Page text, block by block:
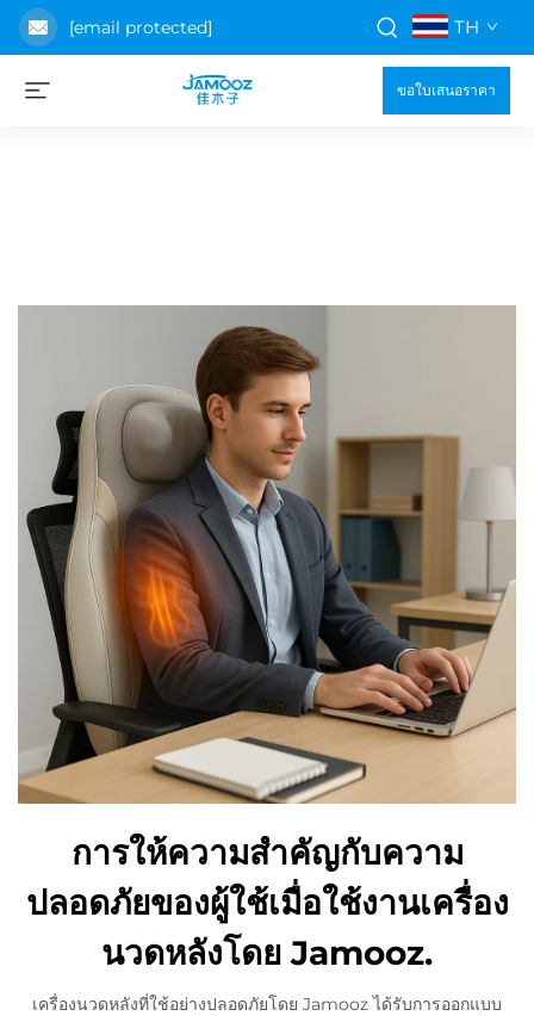
[email protected] TH
ขอใบเสนอราคา
การให้ความสำคัญกับความ
ปลอดภัยของผู้ใช้เมื่อใช้งานเครื่อง
นวดหลังโดย Jamooz.
เครื่องนวดหลังที่ใช้อย่างปลอดภัยโดย Jamooz ได้รับการออกแบบ